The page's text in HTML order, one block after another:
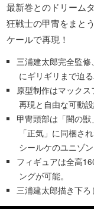
最新巻とのドリーム
狂戦士の甲冑をまと
ケールで再現！
三浦建太郎完全監
にギリギリまで迫
原型制作はマック
再現と自由な可動設
甲冑頭部は「闇の
「正気」に同梱さ
シールケのユニゾン
フィギュアは全高
ングが可能。
三浦建太郎描き下ろ